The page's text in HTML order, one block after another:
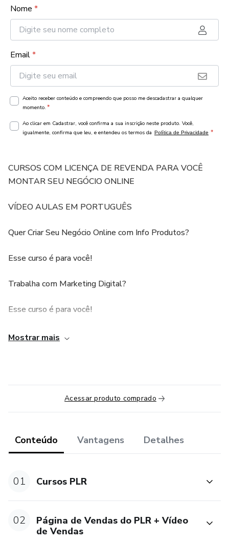
Nome *
Email*
Aceito receber conteúdo e compreendo que posso me descadastrar a qualquer
momento. *
Ao clicar em Cadastrar, você confirma a sua inscrição neste produto. Você,
igualmente, confirma que leu, e entendeu os termos da Política de Privacidade *
CURSOS COM LICENÇA DE REVENDA PARA VOCÊ
MONTAR SEU NEGÓCIO ONLINE
VÍDEO AULAS EM PORTUGUÊS
Quer Criar Seu Negócio Online com Info Produtos?
Esse curso é para você!
Trabalha com Marketing Digital?
Esse curso é para você!
Quer Fazer Renda Extra vendendo na Internet?
Precisa de Produtos Digitais para Dar Como Bônus no Seu
Quer Ganhar 100% a Comissão da Venda?
Esse curso PLR é para você.
Mostrar mais
Acessar produto comprado
Conteúdo Vantagens Detalhes
01 Cursos PLR
02
Página de Vendas do PLR + Vídeo
de Vendas